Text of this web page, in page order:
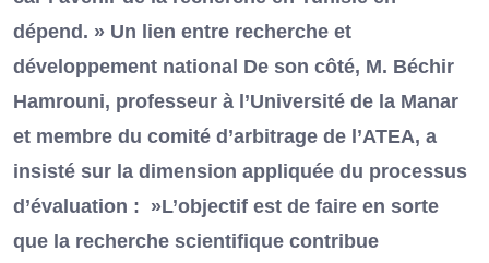
dépend. » Un lien entre recherche et
développement national De son côté, M. Béchir
Hamrouni, professeur à l’Université de la Manar
et membre du comité d’arbitrage de l’ATEA, a
insisté sur la dimension appliquée du processus
d’évaluation : »L’objectif est de faire en sorte
que la recherche scientifique contribue